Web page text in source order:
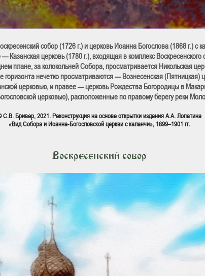
собор (1726 г.) и церковь Иоанна Богослова (1868 г.) с
Казанская церковь (1780 г.), входящая в комплекс Воскресенского
плане, за колокольней Собора, просматривается Никольская
горизонта нечетко просматриваются — Вознесенская (Пятницкая)
церковью, и правее — церковь Рождества Богородицы в
церковью), расположенные по правому берегу реки
С.В. Бривер, 2021. Реконструкция на основе открытки издания А.А. Лопатина
«Вид Собора и Иоанна-Богословской церкви с каланчи», 1899–1901 гг.
Воскресенский собор